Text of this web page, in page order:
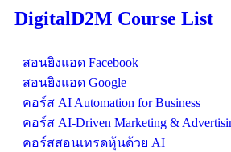
DigitalD2M Course List
สอนยิงแอด Facebook
สอนยิงแอด Google
คอร์ส AI Automation for Business
คอร์ส AI-Driven Marketing &
คอร์สสอนเทรดหุ้นด้วย AI